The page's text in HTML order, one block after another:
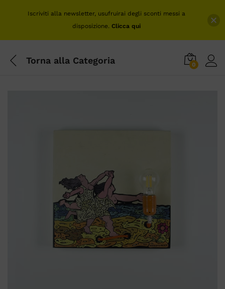
Torna alla Categoria 0
Iscriviti alla newsletter, usufruirai degli sconti messi a
disposizione. Clicca qui